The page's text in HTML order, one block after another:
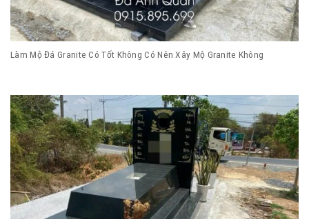
Làm Mộ Đá Granite Có Tốt Không Có Nên Xây Mộ Granite Không